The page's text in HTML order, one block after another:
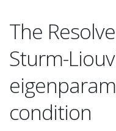
The
Sturm-
condition